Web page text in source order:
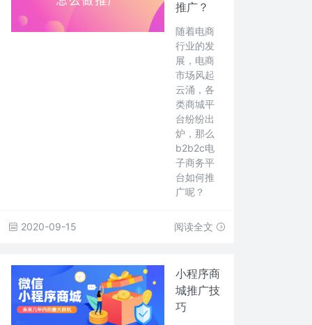
推广？
随着电商
行业的发
展，电商
市场风起
云涌，各
类商城平
台纷纷出
炉，那么
b2b2c电
子商务平
台如何推
广呢？
2020-09-15 阅读全文
小程序商
城推广技
巧